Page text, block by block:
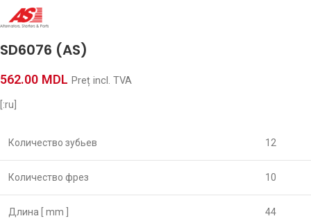
SD6076 (AS)
562.00 MDL Preț incl. TVA
[:ru]
Количество зубьев 12
Количество фрез 10
Длина [ mm ] 44